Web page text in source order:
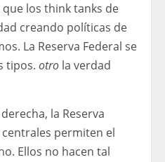
los think tanks de
creando políticas de
La Reserva Federal se
tipos. otro la verdad
la Reserva
permiten el
Ellos no hacen tal